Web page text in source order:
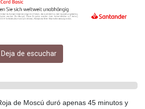
GBP 0.858527
GHS 13.526832
GIP 0.857252
10123.874202
GTQ 8.794891
Deja de escuchar
de Moscú duró apenas 45 minutos y